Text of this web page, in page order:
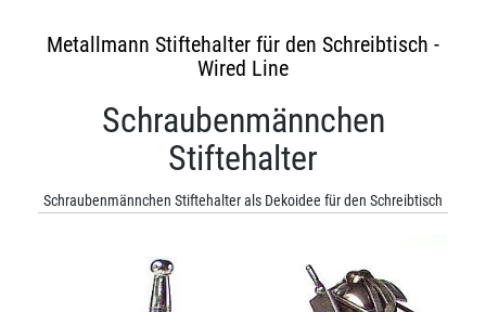
Metallmann Stiftehalter für den Schreibtisch -
Wired Line
Schraubenmännchen
Stiftehalter
Schraubenmännchen Stiftehalter als Dekoidee für den Schreibtisch